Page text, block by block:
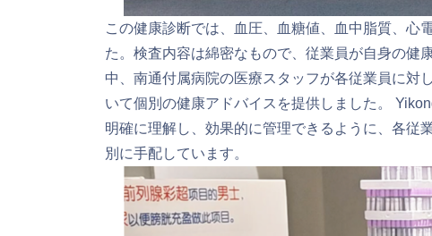
この健康診断では、血圧、血糖値、血中脂質、心
た。検査内容は綿密なもので、従業員が自身の健
中、南通付属病院の医療スタッフが各従業員に対
いて個別の健康アドバイスを提供しました。
明確に理解し、効果的に管理できるように、各従
別に手配しています。